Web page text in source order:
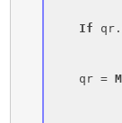
If
    qr =